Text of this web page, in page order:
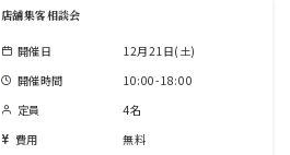
店舗集客相談会
開催日
12月21日(土)
開催時間
10:00-18:00
定員
4名
費用
無料